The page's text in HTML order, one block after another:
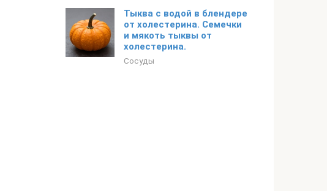
Тыква с водой в блендере
от холестерина. Семечки
и мякоть тыквы от
холестерина.
Сосуды